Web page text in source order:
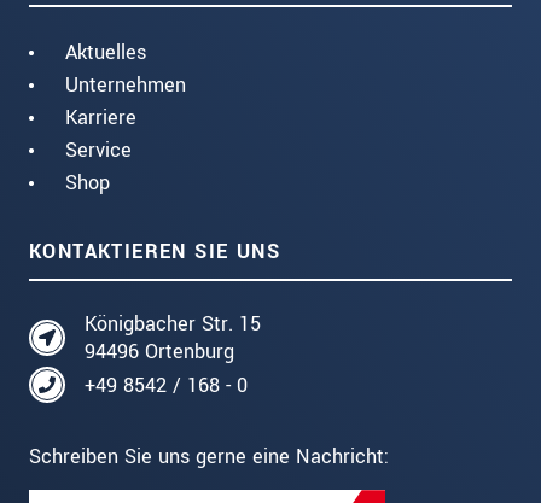
Aktuelles
Unternehmen
Karriere
Service
Shop
KONTAKTIEREN SIE UNS
Königbacher Str. 15
94496 Ortenburg
+49 8542 / 168 - 0
Schreiben Sie uns gerne eine Nachricht: